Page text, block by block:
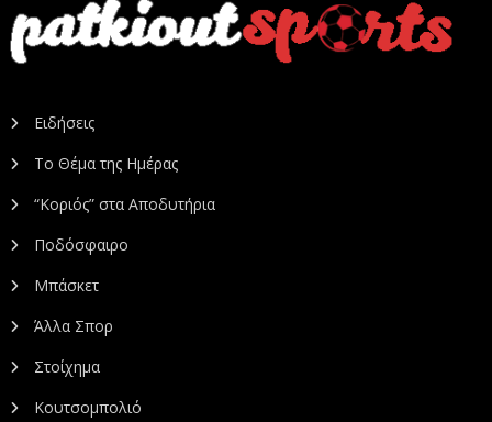
Ειδήσεις
Το Θέμα της Ημέρας
“Κοριός” στα Αποδυτήρια
Ποδόσφαιρο
Μπάσκετ
Άλλα Σπορ
Στοίχημα
Κουτσομπολιό